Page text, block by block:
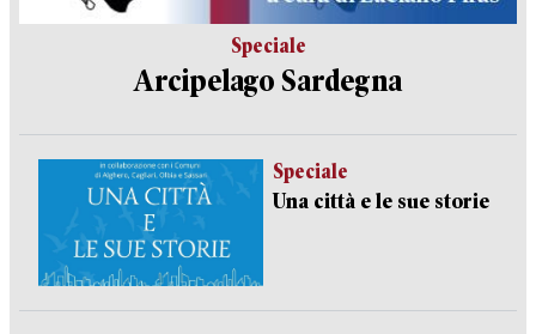
Speciale
Arcipelago Sardegna
Speciale
Una città e le sue storie